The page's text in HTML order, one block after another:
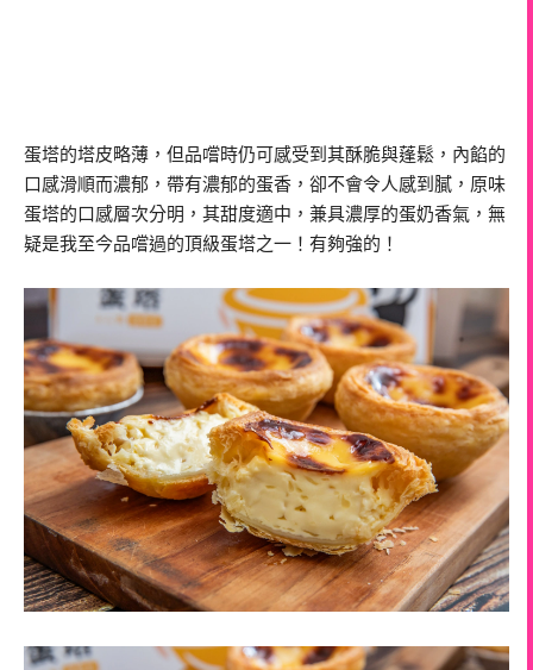
蛋塔的塔皮略薄，但品嚐時仍可感受到其酥脆與蓬鬆，內餡的
口感滑順而濃郁，帶有濃郁的蛋香，卻不會令人感到膩，原味
蛋塔的口感層次分明，其甜度適中，兼具濃厚的蛋奶香氣，無
疑是我至今品嚐過的頂級蛋塔之一！有夠強的！